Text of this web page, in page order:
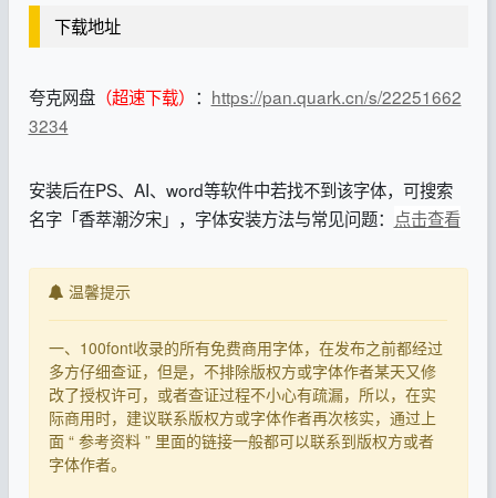
下载地址
夸克网盘（超速下载） ： https://pan.quark.cn/s/22251662
3234
安装后在PS、AI、word等软件中若找不到该字体，可搜索
名字「香萃潮汐宋」，字体安装方法与常见问题： 点击查看
温馨提示
一、100font收录的所有免费商用字体，在发布之前都经过
多方仔细查证，但是，不排除版权方或字体作者某天又修
改了授权许可，或者查证过程不小心有疏漏，所以，在实
际商用时，建议联系版权方或字体作者再次核实，通过上
面 “ 参考资料 ” 里面的链接一般都可以联系到版权方或者
字体作者。